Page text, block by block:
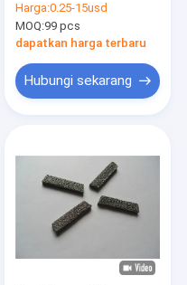
Terkompresi Untuk
Mesin Kendaraan
Harga:0.25-15usd
MOQ:99 pcs
dapatkan harga terbaru
Hubungi sekarang